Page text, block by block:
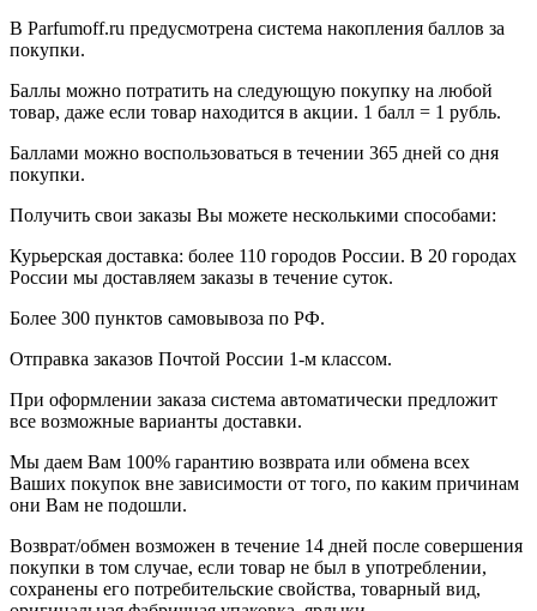
В Parfumoff.ru предусмотрена система накопления баллов за
покупки.
Баллы можно потратить на следующую покупку на любой
товар, даже если товар находится в акции. 1 балл = 1 рубль.
Баллами можно воспользоваться в течении 365 дней со дня
покупки.
Получить свои заказы Вы можете несколькими способами:
Курьерская доставка: более 110 городов России. В 20 городах
России мы доставляем заказы в течение суток.
Более 300 пунктов самовывоза по РФ.
Отправка заказов Почтой России 1-м классом.
При оформлении заказа система автоматически предложит
все возможные варианты доставки.
Мы даем Вам 100% гарантию возврата или обмена всех
Ваших покупок вне зависимости от того, по каким причинам
они Вам не подошли.
Возврат/обмен возможен в течение 14 дней после совершения
покупки в том случае, если товар не был в употреблении,
сохранены его потребительские свойства, товарный вид,